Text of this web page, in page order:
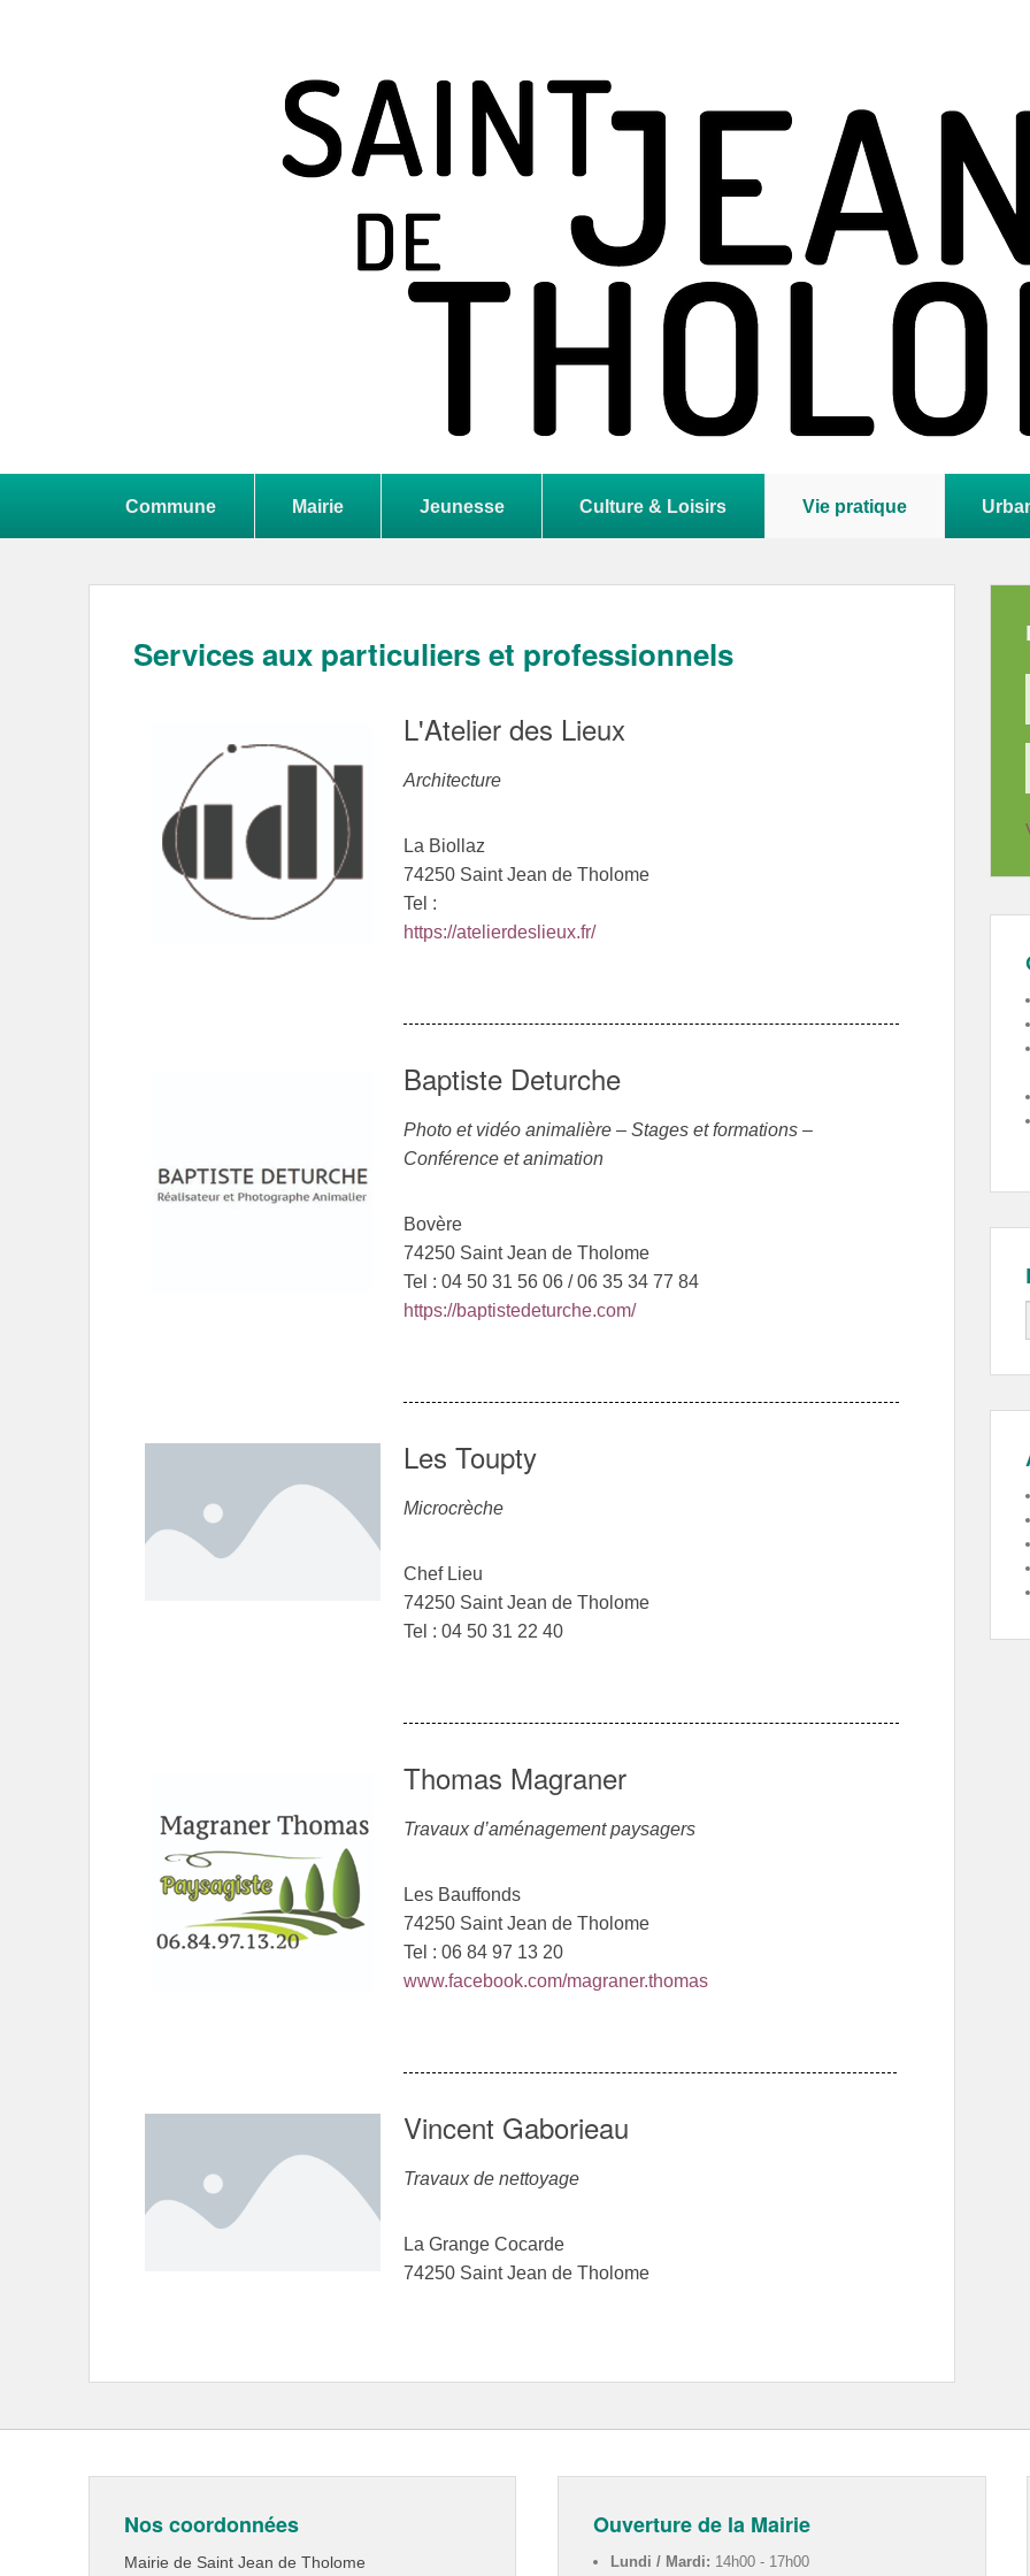
Commune Mairie Jeunesse Culture & Loisirs Vie pratique
Services aux particuliers et professionnels
L'Atelier des Lieux
Architecture
La Biollaz
74250 Saint Jean de Tholome
Tel :
https://atelierdeslieux.fr/
Baptiste Deturche
Photo et vidéo animalière – Stages et formations –
Conférence et animation
Bovère
74250 Saint Jean de Tholome
Tel : 04 50 31 56 06 / 06 35 34 77 84
https://baptistedeturche.com/
Les Toupty
Microcrèche
Chef Lieu
74250 Saint Jean de Tholome
Tel : 04 50 31 22 40
Thomas Magraner
Travaux d’aménagement paysagers
Les Bauffonds
74250 Saint Jean de Tholome
Tel : 06 84 97 13 20
www.facebook.com/magraner.thomas
Vincent Gaborieau
Travaux de nettoyage
La Grange Cocarde
74250 Saint Jean de Tholome
Nos coordonnées
Mairie de Saint Jean de Tholome
Ouverture de la Mairie
Lundi / Mardi: 14h00 - 17h00